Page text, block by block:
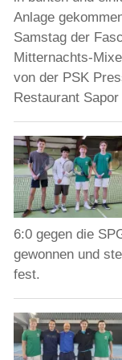
Anlage
Samstag der
Mitternachts-
von der PSK
Restaurant
6:0 gegen die
gewonnen und
fest.